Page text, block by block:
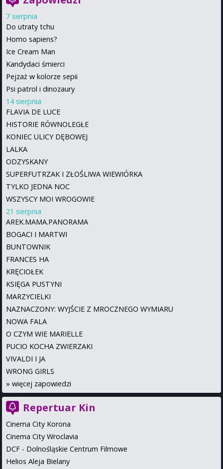
7 sierpnia
Do utraty tchu
Homo sapiens?
Ice Cream Man
Kandydaci śmierci
Pejzaż w kolorze sepii
Psi patrol i dinozaury
14 sierpnia
FLAVIA DE LUCE
HISTORIE RÓWNOLEGŁE
KONIEC ULICY DĘBOWEJ
LALKA
ODZYSKANY
SUPERFUTRZAK I ZŁOŚLIWA WIEWIÓRKA
TYLKO JEDNA NOC
WSZYSCY MOI WROGOWIE
21 sierpnia
AREK.MAMA.PANORAMA
BOGACI I MARTWI
BUNTOWNIK
FRANCES HA
KRĘCIOŁEK
KSIĘGA PUSTYNI
MARZYCIELKI
NAZNACZONY: WYJŚCIE Z MROCZNEGO WYMIARU
NOWA FALA
O CZYM WIE MARIELLE
PUCIO KOCHA ZWIERZAKI
VIVALDI I JA
WRONG GIRLS
» więcej zapowiedzi
Repertuar Kin
Cinema City Korona
Cinema City Wroclavia
DCF - Dolnośląskie Centrum Filmowe
Helios Aleja Bielany